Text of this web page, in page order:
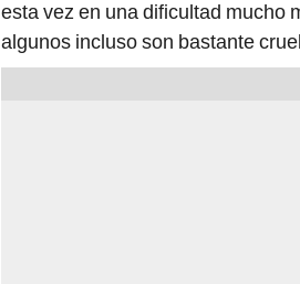
esta vez en una dificultad mucho
algunos incluso son bastante